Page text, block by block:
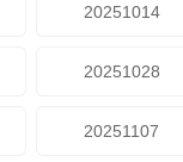
20251014
20251028
20251107